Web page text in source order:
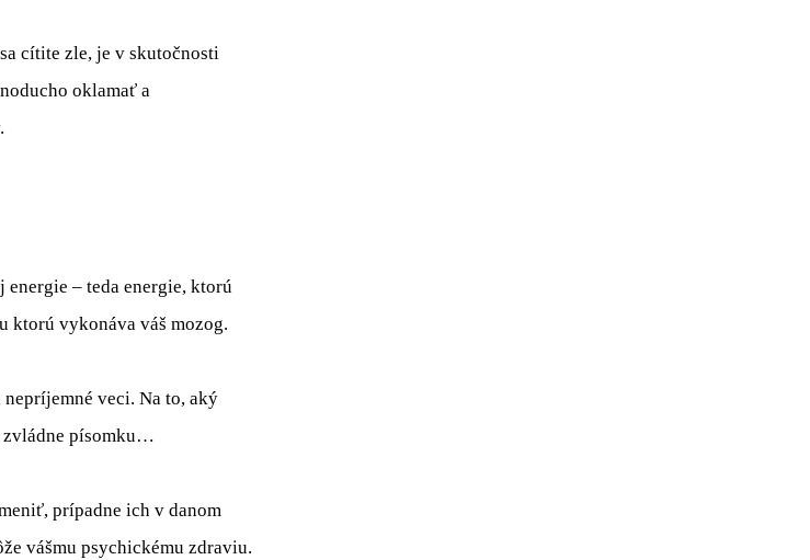
cítite zle, je v skutočnosti
oklamať a
– teda energie, ktorú
ktorú vykonáva váš mozog.
veci. Na to, aký
zvládne písomku…
prípadne ich v danom
vášmu psychickému zdraviu.